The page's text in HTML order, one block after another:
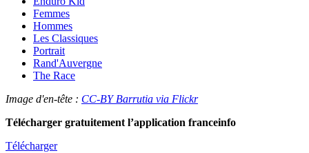
Femmes
Hommes
Les Classiques
Portrait
Rand'Auvergne
The Race
Image d'en-tête : CC-BY Barrutia via Flickr
Télécharger gratuitement l’application franceinfo
Télécharger